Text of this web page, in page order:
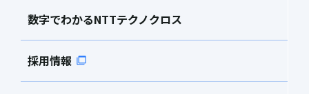
数字でわかるNTTテクノクロス
採用情報